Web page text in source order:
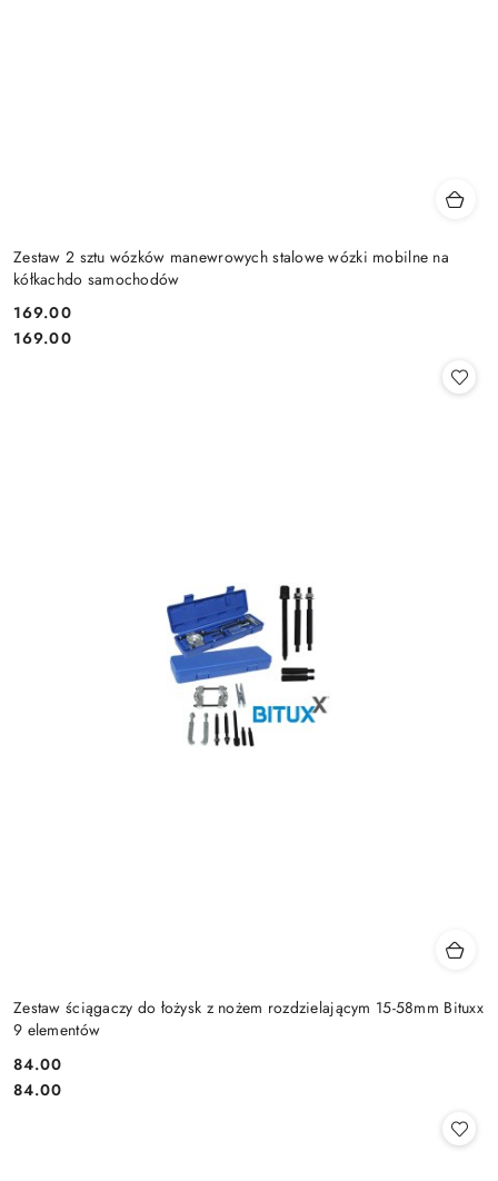
Zestaw 2 sztu wózków manewrowych stalowe wózki mobilne na
kółkachdo samochodów
Cena:
169.00
Cena:
169.00
Zestaw ściągaczy do łożysk z nożem rozdzielającym 15-58mm Bituxx
9 elementów
Cena:
84.00
Cena:
84.00